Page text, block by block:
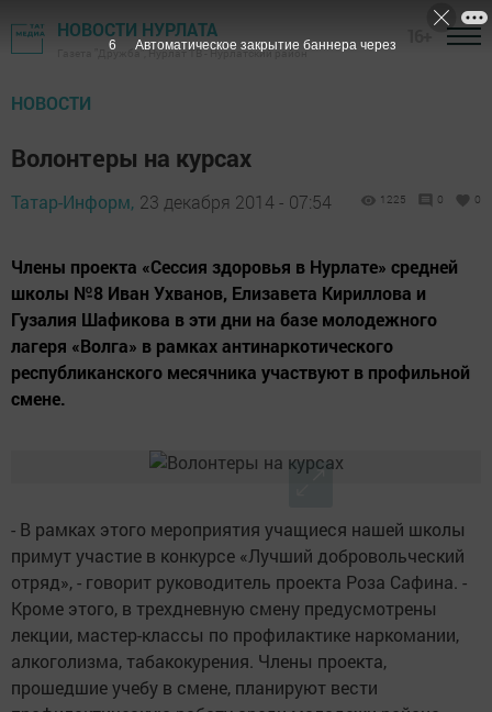
НОВОСТИ НУРЛАТА
Газета "Дружба", Нурлат ТВ - Нурлатский район
НОВОСТИ
Волонтеры на курсах
Татар-Информ, 23 декабря 2014 - 07:54 1225 0 0
Члены проекта «Сессия здоровья в Нурлате» средней
школы №8 Иван Ухванов, Елизавета Кириллова и
Гузалия Шафикова в эти дни на базе молодежного
лагеря «Волга» в рамках антинаркотического
республиканского месячника участвуют в профильной
смене.
- В рамках этого мероприятия учащиеся нашей школы
примут участие в конкурсе «Лучший добровольческий
отряд», - говорит руководитель проекта Роза Сафина. -
Кроме этого, в трехдневную смену предусмотрены
лекции, мастер-классы по профилактике наркомании,
алкоголизма, табакокурения. Члены проекта,
прошедшие учебу в смене, планируют вести
5 Автоматическое закрытие баннера через